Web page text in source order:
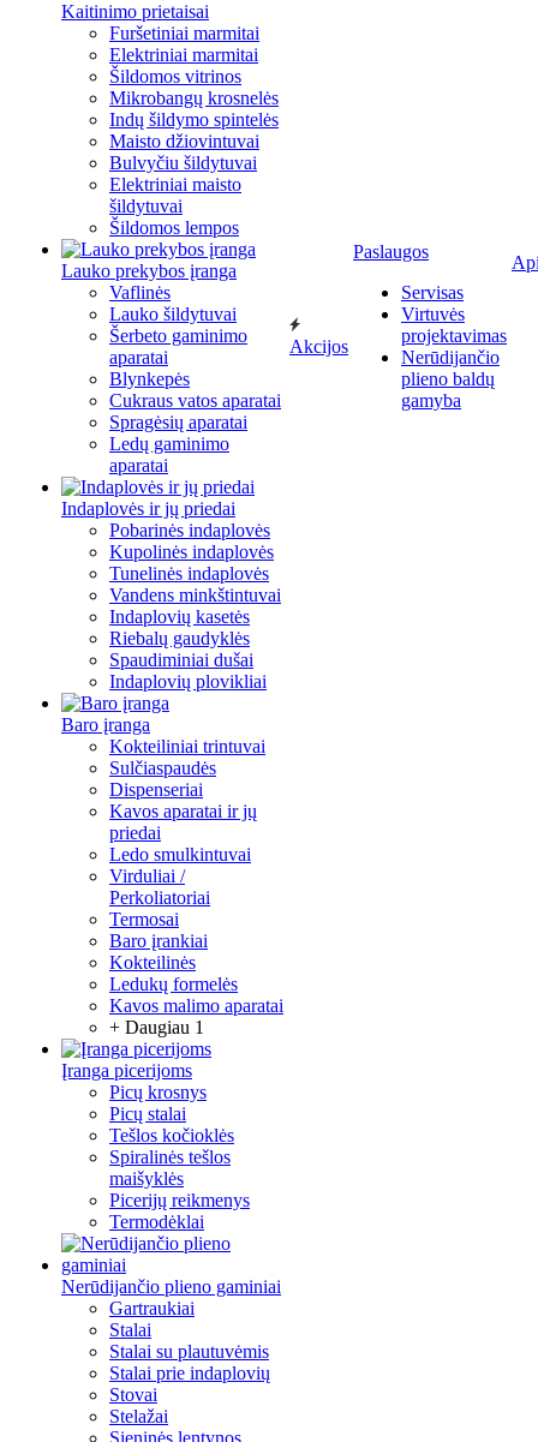
Kaitinimo prietaisai
Furšetiniai marmitai
Elektriniai marmitai
Šildomos vitrinos
Mikrobangų krosnelės
Indų šildymo spintelės
Maisto džiovintuvai
Bulvyčiu šildytuvai
Elektriniai maisto
šildytuvai
Šildomos lempos
Lauko prekybos įranga
Vaflinės
Lauko šildytuvai
Šerbeto gaminimo
aparatai
Blynkepės
Cukraus vatos aparatai
Spragėsių aparatai
Ledų gaminimo
aparatai
Indaplovės ir jų priedai
Pobarinės indaplovės
Kupolinės indaplovės
Tunelinės indaplovės
Vandens minkštintuvai
Indaplovių kasetės
Riebalų gaudyklės
Spaudiminiai dušai
Indaplovių plovikliai
Baro įranga
Kokteiliniai trintuvai
Sulčiaspaudės
Dispenseriai
Kavos aparatai ir jų
priedai
Ledo smulkintuvai
Virduliai /
Perkoliatoriai
Termosai
Baro įrankiai
Kokteilinės
Ledukų formelės
Kavos malimo aparatai
+ Daugiau 1
Įranga picerijoms
Picų krosnys
Picų stalai
Tešlos kočioklės
Spiralinės tešlos
maišyklės
Picerijų reikmenys
Termodėklai
Nerūdijančio plieno gaminiai
Gartraukiai
Stalai
Stalai su plautuvėmis
Stalai prie indaplovių
Stovai
Stelažai
Sieninės lentynos
Akcijos
Paslaugos
Servisas
Virtuvės
projektavimas
Nerūdijančio
plieno baldų
gamyba